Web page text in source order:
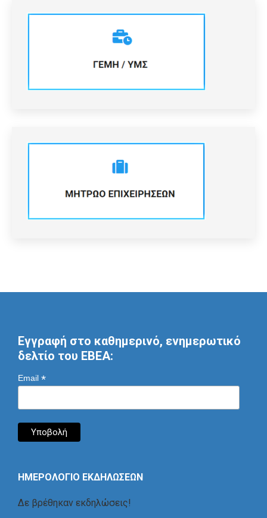
Εγγραφή στο καθημερινό, ενημερωτικό
δελτίο του ΕΒΕΑ:
Email *
ΗΜΕΡΟΛΟΓΙΟ ΕΚΔΗΛΩΣΕΩΝ
Δε βρέθηκαν εκδηλώσεις!